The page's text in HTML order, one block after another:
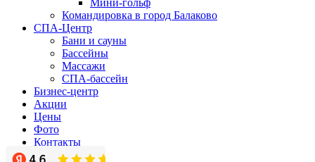
Мини-гольф
Командировка в город Балаково
СПА-Центр
Бани и сауны
Бассейны
Массажи
СПА-бассейн
Бизнес-центр
Акции
Цены
Фото
Контакты
О нас